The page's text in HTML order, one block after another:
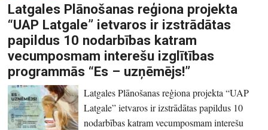
Latgales Plānošanas reģiona projekta
“UAP Latgale” ietvaros ir izstrādātas
papildus 10 nodarbības katram
vecumposmam interešu izglītības
programmās “Es – uzņēmējs!”
Latgales Plānošanas reģiona projekta “UAP
Latgale” ietvaros ir izstrādātas papildus 10
nodarbības katram vecumposmam interešu